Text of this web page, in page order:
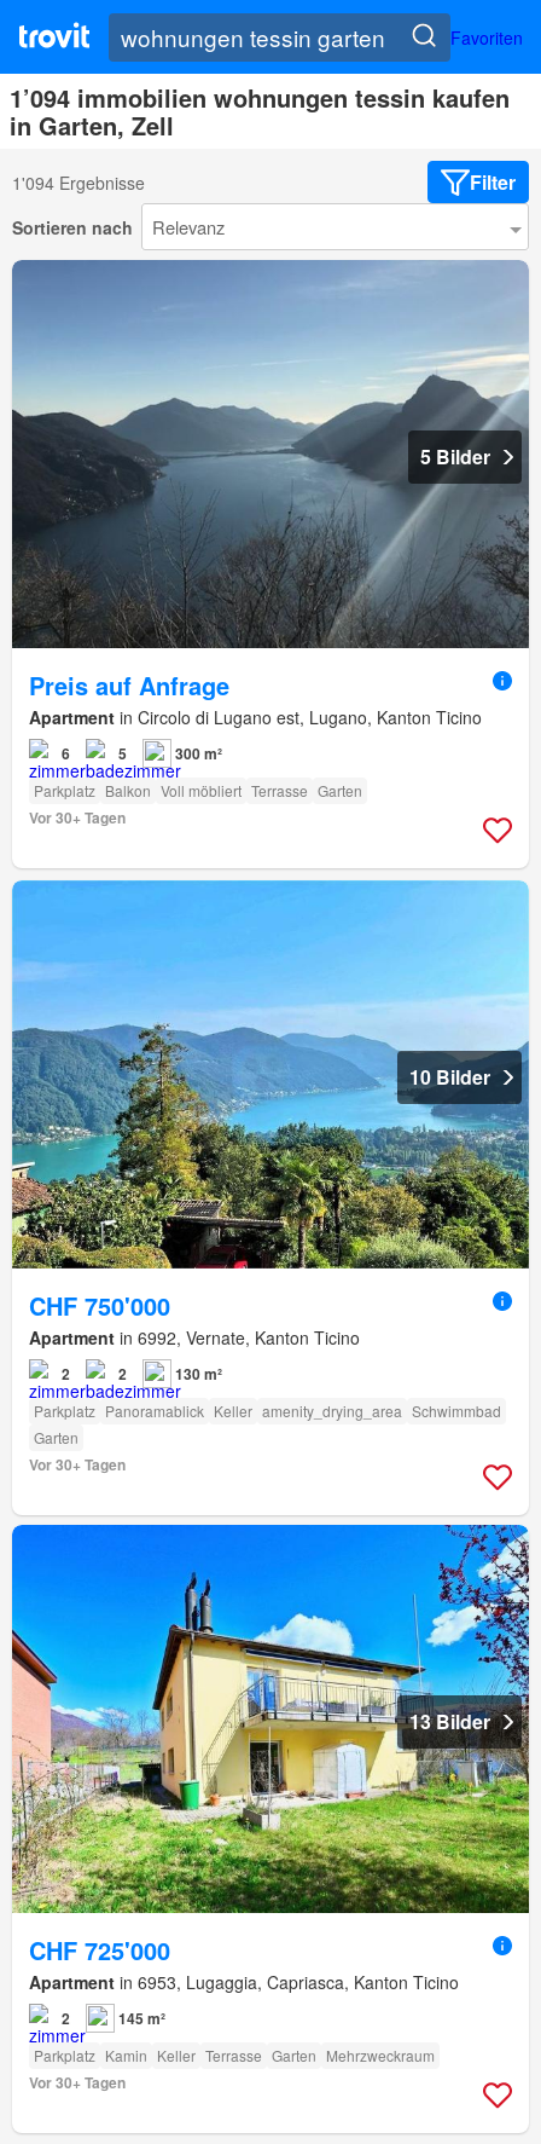
Favoriten
1’094 immobilien wohnungen tessin kaufen
in Garten, Zell
1'094 Ergebnisse Filter
Sortieren nach
5 Bilder
Preis auf Anfrage
Apartment in Circolo di Lugano est, Lugano, Kanton Ticino
6 5 300 m²
Parkplatz Balkon Voll möbliert Terrasse Garten
Vor 30+ Tagen
10 Bilder
CHF 750'000
Apartment in 6992, Vernate, Kanton Ticino
2 2 130 m²
Parkplatz Panoramablick Keller amenity_drying_area Schwimmbad
Garten
Vor 30+ Tagen
13 Bilder
CHF 725'000
Apartment in 6953, Lugaggia, Capriasca, Kanton Ticino
2 145 m²
Parkplatz Kamin Keller Terrasse Garten Mehrzweckraum
Vor 30+ Tagen